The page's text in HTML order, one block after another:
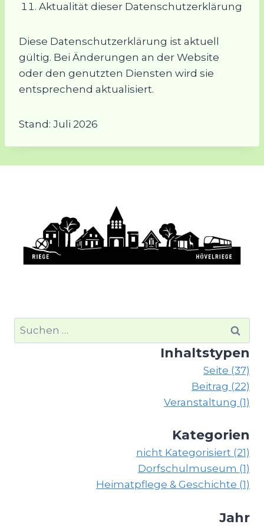
Aktualität dieser Datenschutzerklärung
Diese Datenschutzerklärung ist aktuell
gültig. Bei Änderungen an der Website
oder den genutzten Diensten wird sie
entsprechend aktualisiert.
Stand: Juli 2026
Suchen
nach:
Inhaltstypen
Seite (37)
Beitrag (22)
Veranstaltung (1)
Kategorien
nicht Kategorisiert (21)
Dorfschulmuseum (1)
Heimatpflege & Geschichte (1)
Jahr